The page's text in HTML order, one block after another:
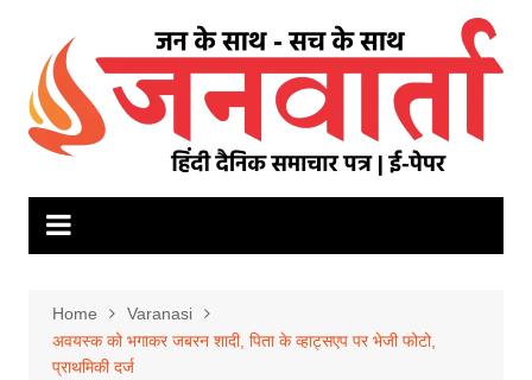
content
Home
Varanasi
अवयस्क को भगाकर जबरन शादी, पिता के व्हाट्सएप पर भेजी फोटो,
प्राथमिकी दर्ज